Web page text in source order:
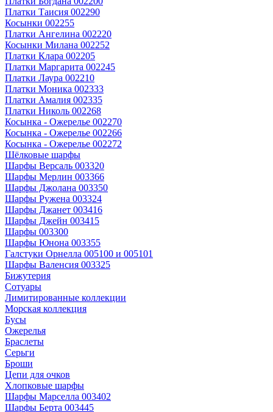
Платки Таисия 002290
Косынки 002255
Платки Ангелина 002220
Косынки Милана 002252
Платки Клара 002205
Платки Маргарита 002245
Платки Лаура 002210
Платки Моника 002333
Платки Амалия 002335
Платки Николь 002268
Косынка - Ожерелье 002270
Косынка - Ожерелье 002266
Косынка - Ожерелье 002272
Шёлковые шарфы
Шарфы Версаль 003320
Шарфы Мерлин 003366
Шарфы Джолана 003350
Шарфы Ружена 003324
Шарфы Джанет 003416
Шарфы Джейн 003415
Шарфы 003300
Шарфы Юнона 003355
Галстуки Орнелла 005100 и 005101
Шарфы Валенсия 003325
Бижутерия
Сотуары
Лимитированные коллекции
Морская коллекция
Бусы
Ожерелья
Браслеты
Серьги
Броши
Цепи для очков
Хлопковые шарфы
Шарфы Марселла 003402
Шарфы Берта 003445